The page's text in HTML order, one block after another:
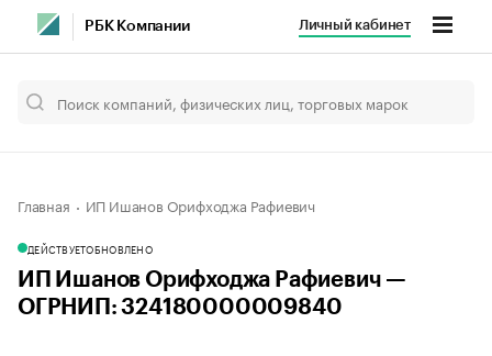
РБК Компании Личный кабинет
Главная ИП Ишанов Орифходжа Рафиевич
ДЕЙСТВУЕТОБНОВЛЕНО
ИП Ишанов Орифходжа Рафиевич —
ОГРНИП: 324180000009840